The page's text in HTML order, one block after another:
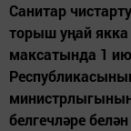
Санитар
торыш уңай
максатында 1
белгечләре